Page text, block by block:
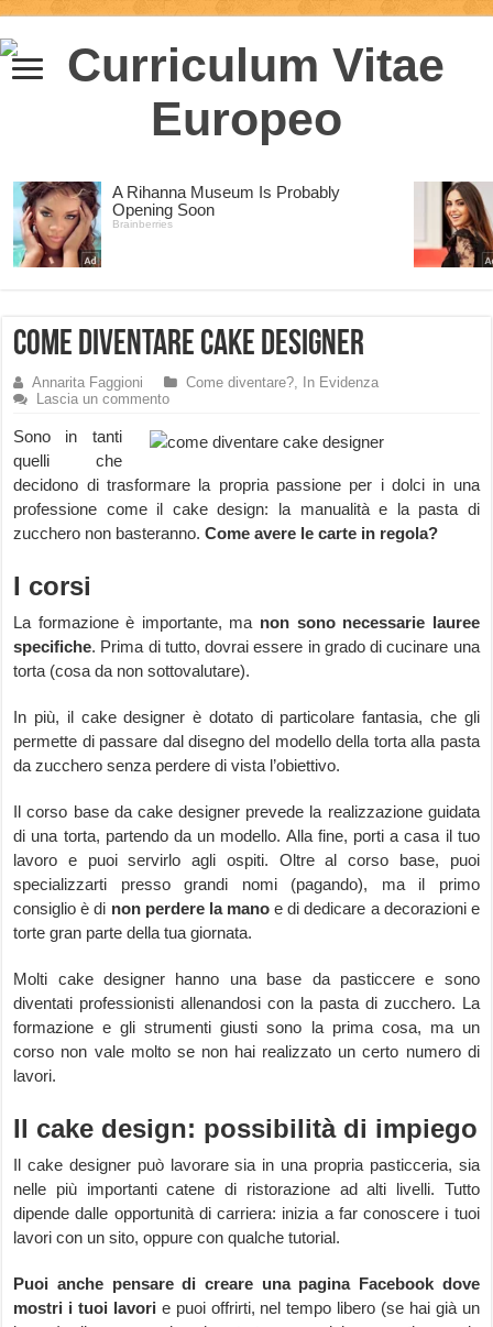
Come diventare Cake Designer
Annarita Faggioni Come diventare?,
In Evidenza
Lascia un commento
Sono in tanti
quelli che
decidono di trasformare la propria passione per i dolci in una
professione come il cake design: la manualità e la pasta di
zucchero non basteranno.Come avere le carte in regola?
I corsi
La formazione è importante, ma non sono necessarie lauree
specifiche. Prima di tutto, dovrai essere in grado di cucinare una
torta (cosa da non sottovalutare).
In più, il cake designer è dotato di particolare fantasia, che gli
permette di passare dal disegno del modello della torta alla pasta
da zucchero senza perdere di vista l’obiettivo.
Il corso base da cake designer prevede la realizzazione guidata
di una torta, partendo da un modello. Alla fine, porti a casa il tuo
lavoro e puoi servirlo agli ospiti. Oltre al corso base, puoi
specializzarti presso grandi nomi (pagando), ma il primo
consiglio è di non perdere la mano e di dedicare a decorazioni e
torte gran parte della tua giornata.
Molti cake designer hanno una base da pasticcere e sono
diventati professionisti allenandosi con la pasta di zucchero. La
formazione e gli strumenti giusti sono la prima cosa, ma un
corso non vale molto se non hai realizzato un certo numero di
lavori.
Il cake design: possibilità di impiego
Il cake designer può lavorare sia in una propria pasticceria, sia
nelle più importanti catene di ristorazione ad alti livelli. Tutto
dipende dalle opportunità di carriera: inizia a far conoscere i tuoi
lavori con un sito, oppure con qualche tutorial.
Puoi anche pensare di creare una pagina Facebook dove
mostri i tuoi lavori e puoi offrirti, nel tempo libero (se hai già un